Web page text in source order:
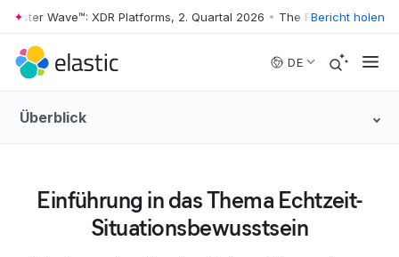
Skip to main content
Wave™: XDR Platforms, 2. Quartal 2026 • The Forrester Wave™:
Bericht holen
DE
Überblick
Einführung in das Thema Echtzeit-
Situationsbewusstsein